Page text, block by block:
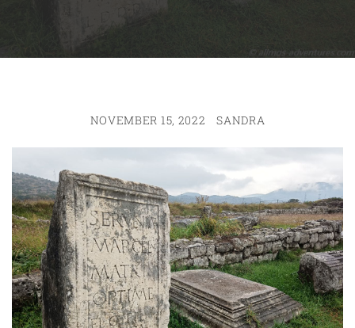
NOVEMBER 15, 2022 SANDRA